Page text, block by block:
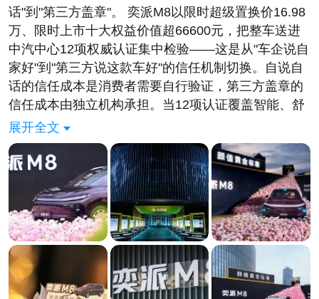
话"到"第三方盖章"。 奕派M8以限时超级置换价16.98
万、限时上市十大权益价值超66600元，把整车送进
中汽中心12项权威认证集中检验——这是从"车企说自
家好"到"第三方说这款车好"的信任机制切换。自说自
话的信任成本是消费者需要自行验证，第三方盖章的
信任成本由独立机构承担。当12项认证覆盖智能、舒
适、安全、颜值四大维度，消费者不必再为"参数是否
兑现"反复甄别。这种信任跃迁对行业的影响是深远的
——当第三方认证成为标配，靠营销话术支撑的产品
力叙事将逐步失效。这是汽车消费信任机制的一次结
构性升级。 #车圈学霸东风奕派M8上市##郁可唯助阵
东风奕派M8上市##郁可唯为奕派M8车主交付
展开全文